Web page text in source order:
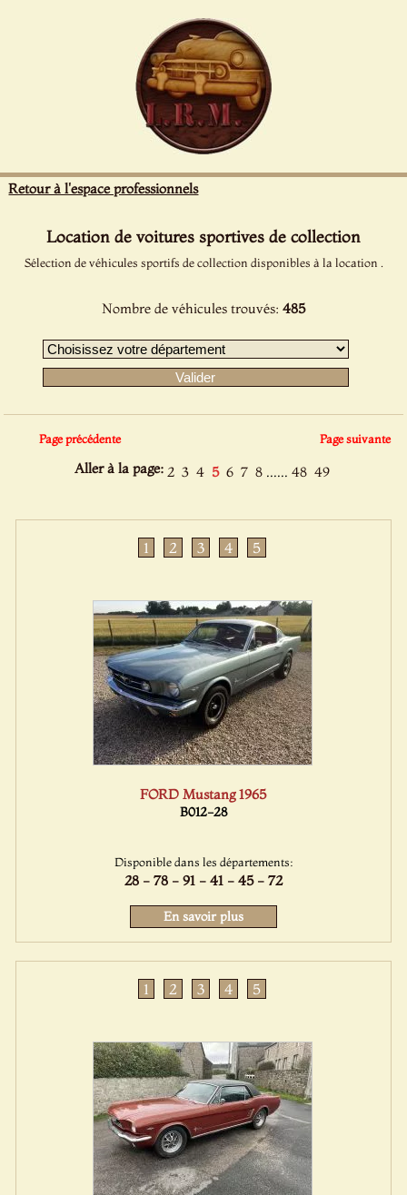
Retour à l'espace professionnels
Location de voitures sportives de collection
Sélection de véhicules sportifs de collection disponibles à la location .
Nombre de véhicules trouvés: 485
Page précédente Page suivante
Aller à la page:2 3 4 5 6 7 8 ...... 48 49
1 2 3 4 5
FORD Mustang 1965
B012-28
Disponible dans les départements:
28 - 78 - 91 - 41 - 45 - 72
En savoir plus
1 2 3 4 5